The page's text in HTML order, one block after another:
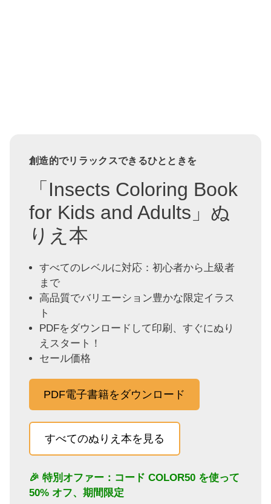
創造的でリラックスできるひとときを
「Insects Coloring Book
for Kids and Adults」ぬ
りえ本
すべてのレベルに対応：初心者から上級者
まで
高品質でバリエーション豊かな限定イラス
ト
PDFをダウンロードして印刷、すぐにぬり
えスタート！
セール価格
PDF電子書籍をダウンロード
すべてのぬりえ本を見る
🎉 特別オファー：コード COLOR50 を使って
50% オフ、期間限定